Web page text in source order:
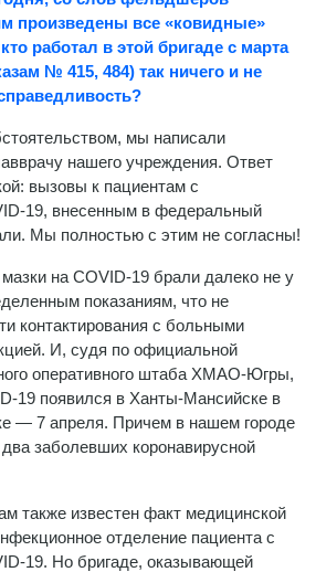
произведены все «ковидные»
работал в этой бригаде с марта
№ 415, 484) так ничего и не
мы написали
нашего учреждения. Ответ
вызовы к пациентам с
19, внесенным в федеральный
Мы полностью с этим не согласны!
на COVID-19 брали далеко не у
показаниям, что не
контактирования с больными
И, судя по официальной
оперативного штаба ХМАО-Югры,
19 появился в Ханты-Мансийске в
— 7 апреля. Причем в нашем городе
заболевших коронавирусной
также известен факт медицинской
отделение пациента с
19. Но бригаде, оказывающей